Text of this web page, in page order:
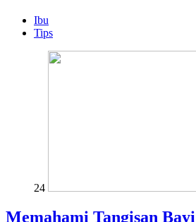
Ibu
Tips
24
Memahami Tangisan Bayi